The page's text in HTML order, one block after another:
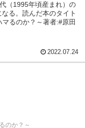
（1995年頃産まれ）の
る。読んだ本のタイト
るのか？～著者:#原田
2022.07.24
のか？～